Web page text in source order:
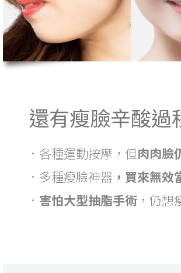
還有瘦臉辛酸
．各種運動按摩，但肉肉臉
．多種瘦臉神器 ，買來無效
． 害怕大型抽脂手術，仍想